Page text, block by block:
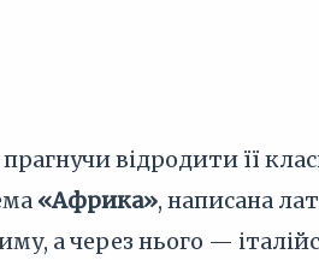
відродити її
«Африка», написана
а через нього —